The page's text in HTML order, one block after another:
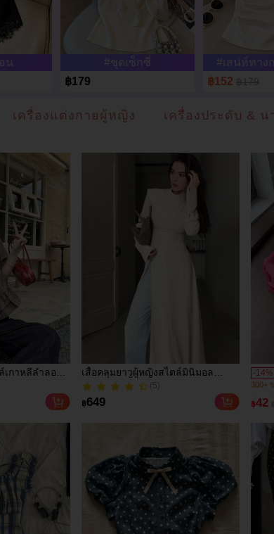
น
#ชุดเซ็กซี่
฿179
#เสน่ห์ทาง
฿152
เครื่องแต่งกายผู้หญิง เครื่องประดับ & น
เกาหลีลำลอง
ชายระบาย
เสื้อคลุมยาวผู้หญิงสไตล์มินิมอล
หรูหรา คอตั้ง แขนยาว ผ่าสูงถึงต้นขา
(มีฟองน้ำเสริมไหล่) สีพื้น ผูกหลัง
เหมาะสำหรับใส่ประจำวันและออก
฿649
-14%
300+
300+
฿42